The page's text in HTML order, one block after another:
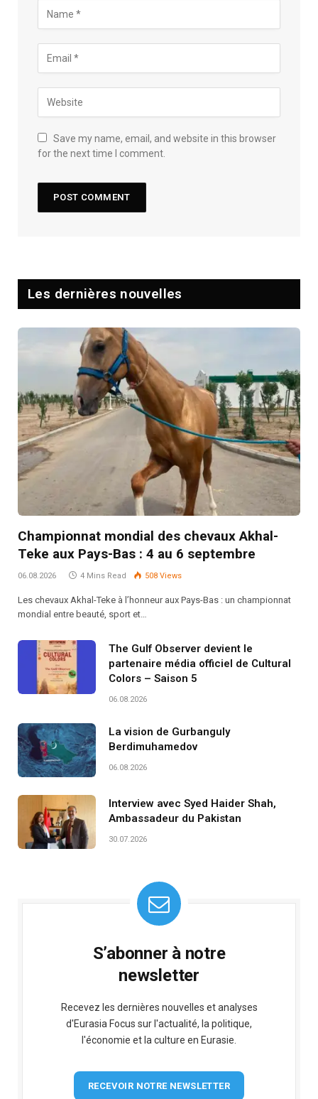
Save my name, email, and website in this browser
for the next time I comment.
Les dernières nouvelles
Championnat mondial des chevaux Akhal-
Teke aux Pays-Bas : 4 au 6 septembre
06.08.2026 4 Mins Read 508 Views
Les chevaux Akhal-Teke à l’honneur aux Pays-Bas : un championnat
mondial entre beauté, sport et…
The Gulf Observer devient le
partenaire média officiel de Cultural
Colors – Saison 5
06.08.2026
La vision de Gurbanguly
Berdimuhamedov
06.08.2026
Interview avec Syed Haider Shah,
Ambassadeur du Pakistan
30.07.2026
S’abonner à notre
newsletter
Recevez les dernières nouvelles et analyses
d'Eurasia Focus sur l'actualité, la politique,
l'économie et la culture en Eurasie.
RECEVOIR NOTRE NEWSLETTER